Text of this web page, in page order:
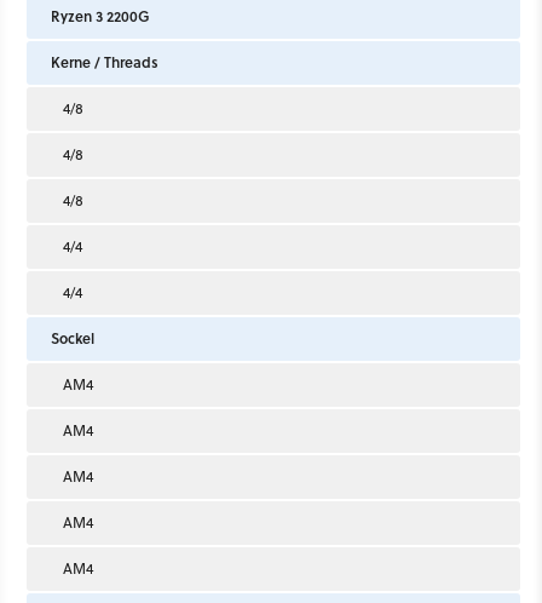
Ryzen 3 2200G
Kerne / Threads
4/8
4/8
4/8
4/4
4/4
Sockel
AM4
AM4
AM4
AM4
AM4